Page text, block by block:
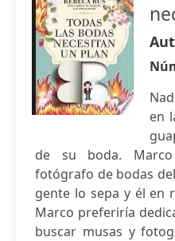
en
de su boda.
fotógrafo de bodas
gente lo sepa y él en
Marco preferiría
buscar musas y